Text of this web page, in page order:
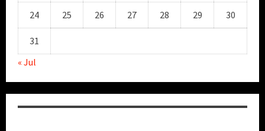
24 25 26 27 28 29 30
31
« Jul